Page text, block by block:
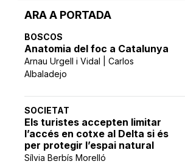
ARA A PORTADA
BOSCOS
Anatomia del foc a Catalunya
Arnau Urgell i Vidal | Carlos
Albaladejo
SOCIETAT
Els turistes accepten limitar
l’accés en cotxe al Delta si és
per protegir l’espai natural
Sílvia Berbís Morelló